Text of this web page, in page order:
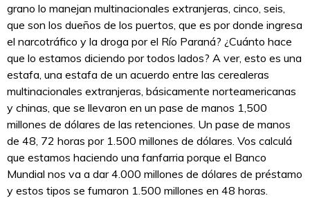
grano lo manejan multinacionales extranjeras, cinco, seis,
que son los dueños de los puertos, que es por donde ingresa
el narcotráfico y la droga por el Río Paraná? ¿Cuánto hace
que lo estamos diciendo por todos lados? A ver, esto es una
estafa, una estafa de un acuerdo entre las cerealeras
multinacionales extranjeras, básicamente norteamericanas
y chinas, que se llevaron en un pase de manos 1,500
millones de dólares de las retenciones. Un pase de manos
de 48, 72 horas por 1.500 millones de dólares. Vos calculá
que estamos haciendo una fanfarria porque el Banco
Mundial nos va a dar 4.000 millones de dólares de préstamo
y estos tipos se fumaron 1.500 millones en 48 horas.